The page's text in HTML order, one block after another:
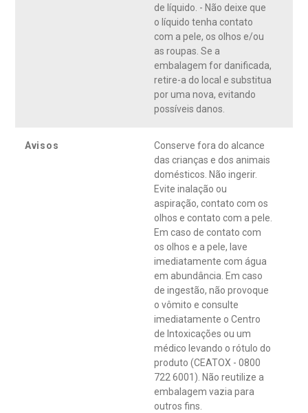
de líquido. - Não deixe que
o líquido tenha contato
com a pele, os olhos e/ou
as roupas. Se a
embalagem for danificada,
retire-a do local e substitua
por uma nova, evitando
possíveis danos.
Avisos
Conserve fora do alcance
das crianças e dos animais
domésticos. Não ingerir.
Evite inalação ou
aspiração, contato com os
olhos e contato com a pele.
Em caso de contato com
os olhos e a pele, lave
imediatamente com água
em abundância. Em caso
de ingestão, não provoque
o vômito e consulte
imediatamente o Centro
de Intoxicações ou um
médico levando o rótulo do
produto (CEATOX - 0800
722 6001). Não reutilize a
embalagem vazia para
outros fins.